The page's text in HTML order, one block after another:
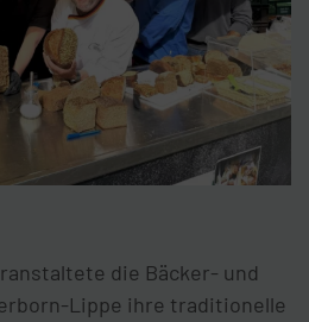
die Bäcker- und
Lippe ihre traditionelle